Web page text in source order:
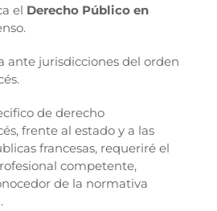
el Derecho Público en
ante jurisdicciones del orden
de derecho
frente al estado y a las
francesas, requeriré el
competente,
de la normativa